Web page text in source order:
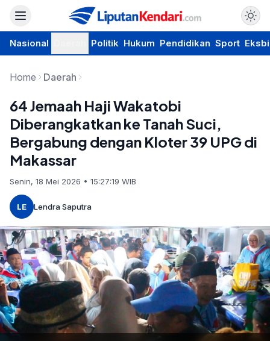
Nasional Politik Hukum Pendidikan Sport
Home Daerah
64 Jemaah Haji Wakatobi
Diberangkatkan ke Tanah Suci,
Bergabung dengan Kloter 39 UPG di
Makassar
Senin, 18 Mei 2026 • 15:27:19 WIB
LE Lendra Saputra